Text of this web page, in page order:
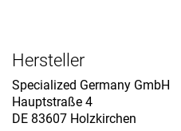
Hersteller
Specialized Germany GmbH
Hauptstraße 4
DE 83607 Holzkirchen